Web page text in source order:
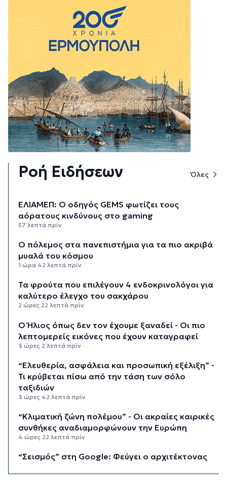
Ροή Ειδήσεων Όλες
ΕΛΙΑΜΕΠ: Ο οδηγός GEMS φωτίζει τους
αόρατους κινδύνους στο gaming
57 λεπτά πρίν
Ο πόλεμος στα πανεπιστήμια για τα πιο ακριβά
μυαλά του κόσμου
1 ώρα 42 λεπτά πρίν
Τα φρούτα που επιλέγουν 4 ενδοκρινολόγοι για
καλύτερο έλεγχο του σακχάρου
2 ώρες 22 λεπτά πρίν
Ο Ήλιος όπως δεν τον έχουμε ξαναδεί - Οι πιο
λεπτομερείς εικόνες που έχουν καταγραφεί
3 ώρες 2 λεπτά πρίν
“Ελευθερία, ασφάλεια και προσωπική εξέλιξη” -
Τι κρύβεται πίσω από την τάση των σόλο
ταξιδιών
3 ώρες 42 λεπτά πρίν
“Κλιματική ζώνη πολέμου” - Οι ακραίες καιρικές
συνθήκες αναδιαμορφώνουν την Ευρώπη
4 ώρες 22 λεπτά πρίν
“Σεισμός” στη Google: Φεύγει ο αρχιτέκτονας